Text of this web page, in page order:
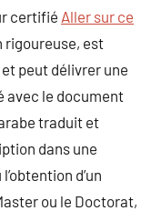
certifié Aller sur ce
rigoureuse, est
peut délivrer une
le document
traduit et
dans une
d’un
ou le Doctorat,